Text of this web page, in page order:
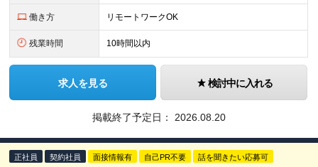
働き方 リモートワークOK
残業時間 10時間以内
求人を見る 検討中に入れる
掲載終了予定日： 2026.08.20
正社員 契約社員 面接情報有 自己PR不要 話を聞きたい応募可